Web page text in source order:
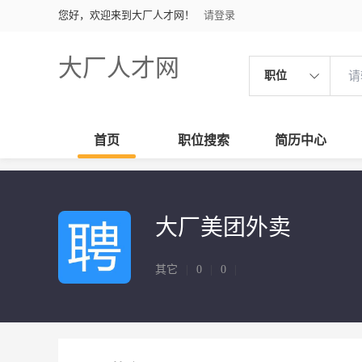
您好，欢迎来到大厂人才网！ 请登录
大厂人才网 职位
首页 职位搜索 简历中心
大厂美团外卖
其它 0 0